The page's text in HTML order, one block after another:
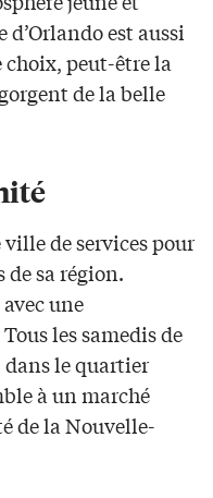
est aussi
peut-être la
de la belle
de services pour
de sa région.
une
les samedis de
dans le quartier
à un marché
de la Nouvelle-